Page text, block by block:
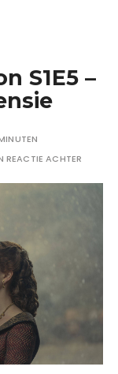
S1E5 –
REACTIE ACHTER